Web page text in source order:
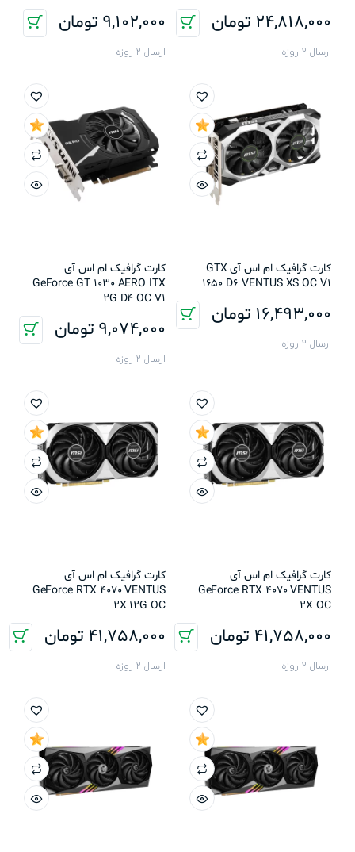
24,818,000 تومان
ارسال 2 روزه
9,102,000 تومان
ارسال 2 روزه
کارت گرافیک ام اس آی GTX
1650 D6 VENTUS XS OC V1
16,493,000 تومان
ارسال 2 روزه
کارت گرافیک ام اس آی
GeForce GT 1030 AERO ITX
2G D4 OC V1
9,074,000 تومان
ارسال 2 روزه
کارت گرافیک ام اس آی
GeForce RTX 4070 VENTUS
2X OC
41,758,000 تومان
ارسال 2 روزه
کارت گرافیک ام اس آی
GeForce RTX 4070 VENTUS
2X 12G OC
41,758,000 تومان
ارسال 2 روزه